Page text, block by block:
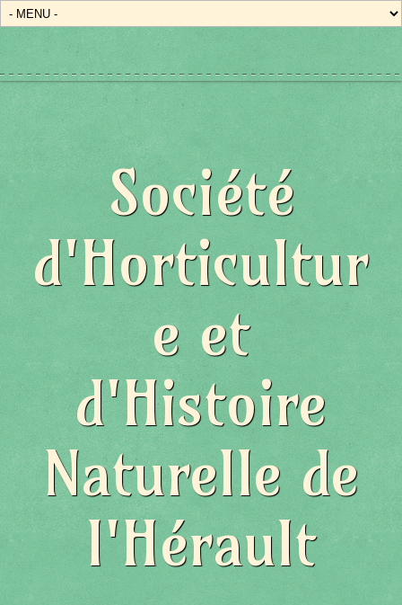
Société
d'Horticultur
e et
d'Histoire
Naturelle de
l'Hérault